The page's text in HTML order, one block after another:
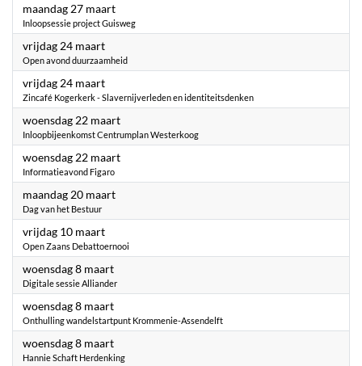
maandag 27 maart2023
Inloopsessie project Guisweg
vrijdag 24 maart2023
Open avond duurzaamheid
vrijdag 24 maart2023
Zincafé Kogerkerk - Slavernijverleden en identiteitsdenken
woensdag 22 maart2023
Inloopbijeenkomst Centrumplan Westerkoog
woensdag 22 maart2023
Informatieavond Figaro
maandag 20 maart2023
Dag van het Bestuur
vrijdag 10 maart2023
Open Zaans Debattoernooi
woensdag 8 maart2023
Digitale sessie Alliander
woensdag 8 maart2023
Onthulling wandelstartpunt Krommenie-Assendelft
woensdag 8 maart2023
Hannie Schaft Herdenking